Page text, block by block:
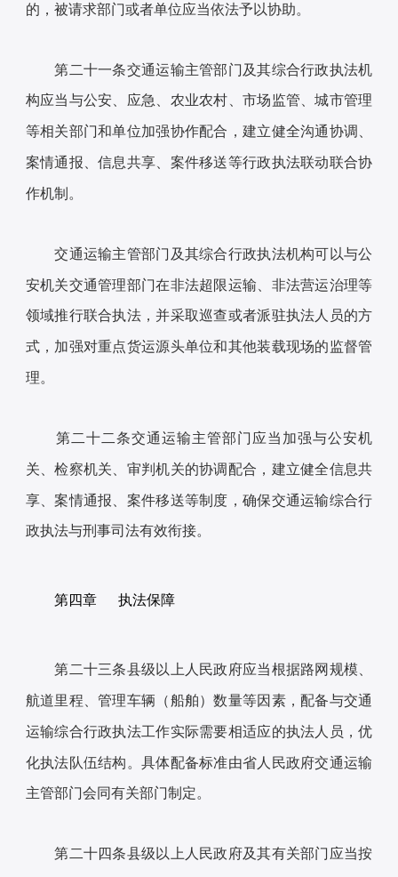
的，被请求部门或者单位应当依法予以协助。
第二十一条交通运输主管部门及其综合行政执法机
构应当与公安、应急、农业农村、市场监管、城市管理
等相关部门和单位加强协作配合，建立健全沟通协调、
案情通报、信息共享、案件移送等行政执法联动联合协
作机制。
交通运输主管部门及其综合行政执法机构可以与公
安机关交通管理部门在非法超限运输、非法营运治理等
领域推行联合执法，并采取巡查或者派驻执法人员的方
式，加强对重点货运源头单位和其他装载现场的监督管
理。
第二十二条交通运输主管部门应当加强与公安机
关、检察机关、审判机关的协调配合，建立健全信息共
享、案情通报、案件移送等制度，确保交通运输综合行
政执法与刑事司法有效衔接。
第四章 执法保障
第二十三条县级以上人民政府应当根据路网规模、
航道里程、管理车辆（船舶）数量等因素，配备与交通
运输综合行政执法工作实际需要相适应的执法人员，优
化执法队伍结构。具体配备标准由省人民政府交通运输
主管部门会同有关部门制定。
第二十四条县级以上人民政府及其有关部门应当按